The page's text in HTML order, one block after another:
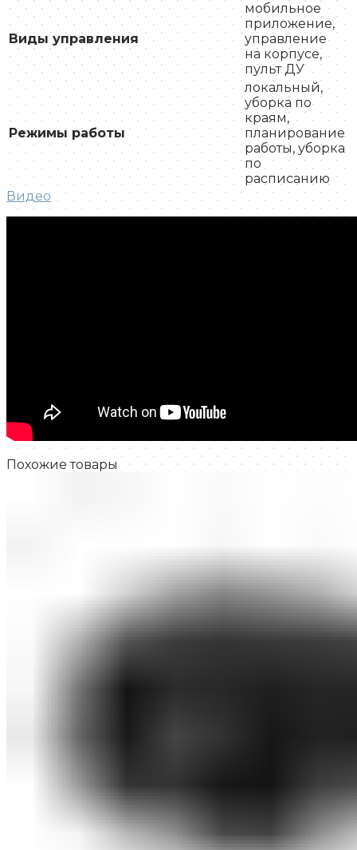
Виды управления
мобильное
приложение,
управление
на корпусе,
пульт ДУ
Режимы работы
локальный,
уборка по
краям,
планирование
работы, уборка
по
расписанию
Видео
Похожие товары